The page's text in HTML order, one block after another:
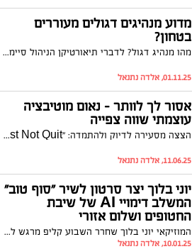
מדוע מנהיגים דגולים מעוררים
בטחון?
מהו מנהיג דגול? לדברי תיאורטיקן הניהול סיימון סייניק, זהו אדם שמעורר בעובדיו תחושת בטחון בטוחים, אדם שמושך את אנשיו אל תוך מעגל האמון. אבל יצירת אמון ותחושת-בטחון - במיוחד בכלכלה לא הוגנת - משמעה אחריות גדולה.
01.11.25, אלדה נתנאל
אסור לך לוותר - נאום מוטיבציה
עוצמתי שווה צפייה
הצצה מסעירה לדיוק ולהתמדה: "You Must Not Quit" סרטון עם פסקול מעצים, קליפים דרמטיים ונרטיב שמעודד להמשיך קדימה אפילו כשקשה. צפו:
11.06.25, אלדה נתנאל
יוני בלוך יצר סרטון לשיר "סוף טוב"
המשלב דימויי AI של שיבת
החטופים ושלום אזורי
המוזיקאי יוני בלוך שחרר השבוע קליפ מרגש לשירו "סוף טוב" באמצעות בינה מלאכותית - AI ומדמה חזרה של כל החטופים לבתיהם, בסרטון הוא מציג מציאות של שלום אזורי ובין היתר מציג את דמותו של דני קושמרו מתרגש עד דמעות עם שובם של החטופים. הלוואי החלום יהפוך למציאות
10.01.25, אלדה נתנאל